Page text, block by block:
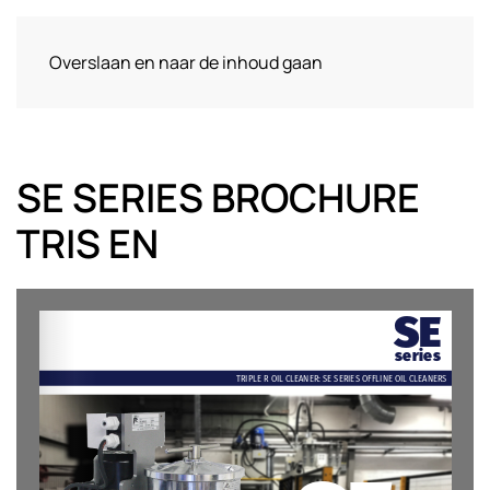
Overslaan en naar de inhoud gaan
SE SERIES BROCHURE
TRIS EN